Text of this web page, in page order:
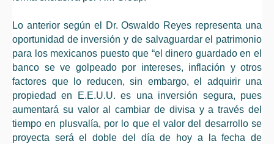
Lo anterior según el Dr. Oswaldo Reyes representa una
oportunidad de inversión y de salvaguardar el patrimonio
para los mexicanos puesto que “el dinero guardado en el
banco se ve golpeado por intereses, inflación y otros
factores que lo reducen, sin embargo, el adquirir una
propiedad en E.E.U.U. es una inversión segura, pues
aumentará su valor al cambiar de divisa y a través del
tiempo en plusvalía, por lo que el valor del desarrollo se
proyecta será el doble del día de hoy a la fecha de